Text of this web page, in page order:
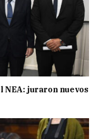
NEA: juraron nuevos